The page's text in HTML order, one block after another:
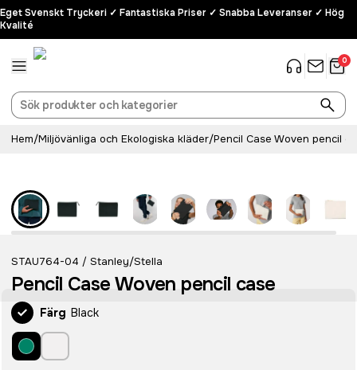
Eget Svenskt Tryckeri ✓ Fantastiska Priser ✓ Snabba Leveranser ✓ Hög
Kvalité
0
Hem/Miljövänliga och Ekologiska kläder/Pencil Case Woven pencil
STAU764-04 / Stanley/Stella
Pencil Case Woven pencil case
Färg Black